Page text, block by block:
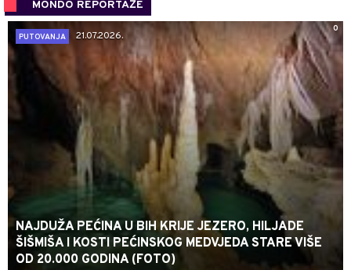
MONDO REPORTAŽE
0
PUTOVANJA
21.07.2026.
NAJDUŽA PEĆINA U BIH KRIJE JEZERO, HILJADE
ŠIŠMIŠA I KOSTI PEĆINSKOG MEDVJEDA STARE VIŠE
OD 20.000 GODINA (FOTO)